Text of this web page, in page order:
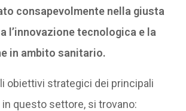
consapevolmente nella giusta
l’innovazione tecnologica e la
in ambito sanitario.
obiettivi strategici dei principali
questo settore, si trovano: